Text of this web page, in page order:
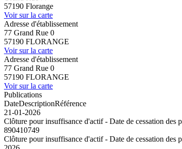
57190 Florange
Voir sur la carte
Adresse d'établissement
77 Grand Rue 0
57190 FLORANGE
Voir sur la carte
Adresse d'établissement
77 Grand Rue 0
57190 FLORANGE
Voir sur la carte
Publications
DateDescriptionRéférence
21-01-2026
Clôture pour insuffisance d'actif - Date de cessation
890410749
Clôture pour insuffisance d'actif - Date de cessation